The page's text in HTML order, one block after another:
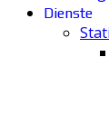
Dienste